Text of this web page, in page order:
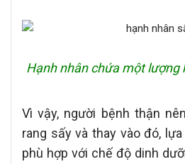
Hạnh nhân chứa một lượng
Vì vậy, người bệnh thận
rang sấy và thay vào đó,
phù hợp với chế độ dinh